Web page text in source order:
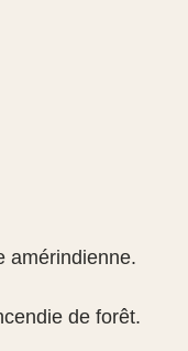
amérindienne.
de forêt.